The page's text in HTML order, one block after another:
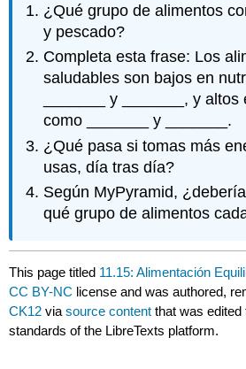
¿Qué grupo de alimentos
y pescado?
Completa esta frase: Los
saludables son bajos en
_______ y _______, y
como _______ y _______.
¿Qué pasa si tomas más
usas, día tras día?
Según MyPyramid,
qué grupo de alimentos
This page titled 11.15: Alimentación
CC BY-NC license and was authored,
CK12 viasource content that was edited
standards of the LibreTexts platform.